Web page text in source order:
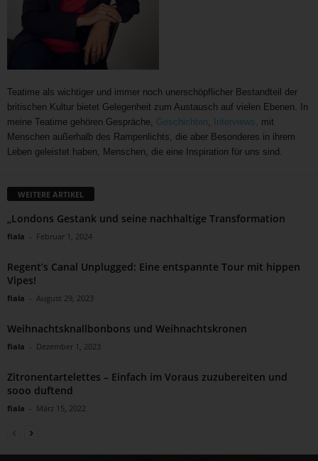
Teatime als wichtiger und immer noch unerschöpflicher Bestandteil der
britischen Kultur bietet Gelegenheit zum Austausch auf vielen Ebenen. In
meine Teatime gehören Gespräche, Geschichten Interviews,
mit
Menschen außerhalb des Rampenlichts, die aber Besonderes in ihrem
Leben geleistet haben, Menschen, die eine Inspiration für uns sind.
WEITERE ARTIKEL
„Londons Gestank und seine nachhaltige Transformation
fiala - Februar 1, 2024
Regent’s Canal Unplugged: Eine entspannte Tour mit hippen
Vipes!
fiala - August 29, 2023
Weihnachtsknallbonbons und Weihnachtskronen
fiala - Dezember 1, 2023
Zitronentartelettes – Einfach im Voraus zuzubereiten und
sooo duftend
fiala - März 15, 2022